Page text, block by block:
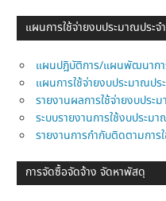
แผนการใช้จ่ายงบประมาณประจ
แผนปฎิบัติการ/แผนพัฒนาก
แผนการใช้จ่ายงบประมาณปร
รายงานผลการใช้จ่ายงบประ
ระบบรายงานการใช้งบประมา
รายงานการกำกับติดตามกา
การจัดซื้อจัดจ้าง จัดหาพัสดุ